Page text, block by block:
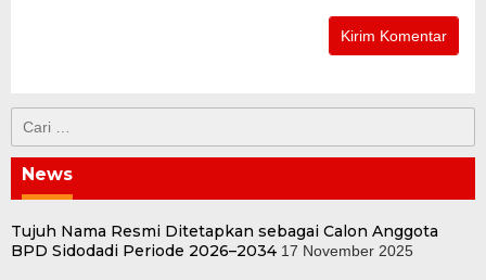
untuk:
News
Tujuh Nama Resmi Ditetapkan sebagai Calon Anggota
BPD Sidodadi Periode 2026–2034 17 November 2025